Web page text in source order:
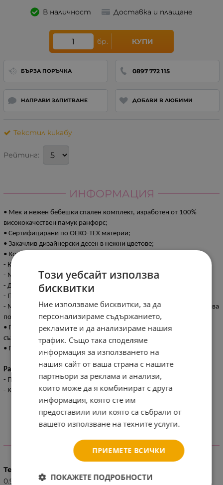
В наличност Доставка и плащане
бр. КУПИ
БЪРЗА ПОРЪЧКА 0897 772 115
НАПРАВИ ЗАПИТВАНЕ ДОБАВИ В ЛЮБИМИ
Текстил кикабу
Рейтинг:
ИНФОРМАЦИЯ
• Мек и нежен бебешки спален комплект, изработен от 100%
висококачествен памук ранфорс;
• Сертифицирани по OEKO-TEX материи;
• Закачлив дизайнерски десен в нежни цветове;
• Комплектът включва:
- Калъфка 35x45 см със странично отваряне тип плик;
- Мека възглавница 35x45 см;
- Долен чаршаф 100x150 см;
- Плик за олекотена завивка с цип 95x135 см;
- Мека и топла олекотена завивка 95x135 см, изработена от пухкава
полиестерна вата и нетъкан текстил;
• Предлага се в прахоустойчива чанта за лесно пренасяне и
съхранение;
• Произведено в България.
Размери:
- Прахоустойчива опаковка: 47x32x17 см / 1.4 кг
- Кашон: 90x66x90 см / 32.75 кг / 21 бр/кашон
ХАРАКТЕРИСТИКИ
Тегло (кг.)
0.95
Този уебсайт използва
бисквитки
Ние използваме бисквитки, за да
персонализираме съдържанието,
рекламите и да анализираме нашия
трафик. Също така споделяме
информация за използването на
нашия сайт от ваша страна с нашите
партньори за реклама и анализи,
които може да я комбинират с друга
информация, която сте им
предоставили или която са събрали от
вашето използване на техните услуги.
ПРИЕМЕТЕ ВСИЧКИ
ПОКАЖЕТЕ ПОДРОБНОСТИ